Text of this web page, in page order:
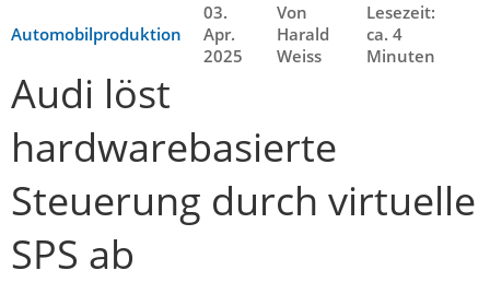
Automobilproduktion
03.
Apr.
2025
Von
Harald
Weiss
Lesezeit:
ca. 4
Minuten
Audi löst
hardwarebasierte
Steuerung durch virtuelle
SPS ab